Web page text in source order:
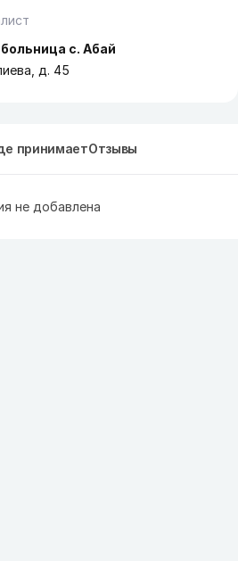
с. Абай
д. 45
принимаетОтзывы
не добавлена